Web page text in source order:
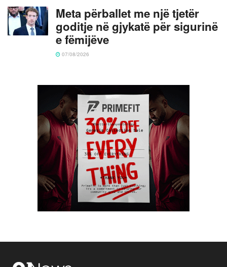
Meta përballet me një tjetër
goditje në gjykatë për sigurinë
e fëmijëve
07/08/2026